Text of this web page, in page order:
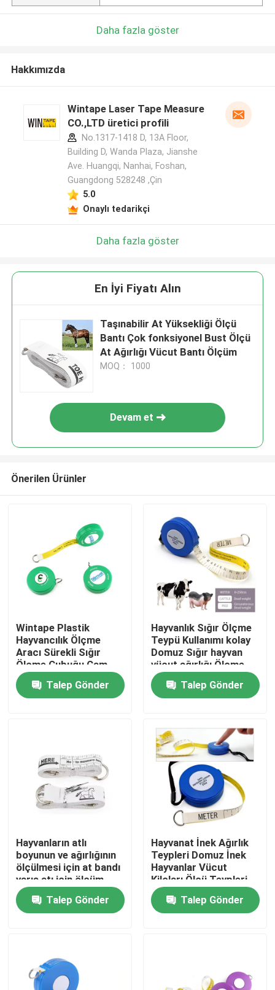
Ev
Ürünler
Kalite kontrol
Bir teklif isteği
Giyim Mezura
Kişiye Özel Dikiş Mezura
Daha fazla göster
Hakkımızda
Wintape Laser Tape Measure
CO.,LTD üretici profili
No.1317-1418 D, 13A Floor,
Building D, Wanda Plaza, Jianshe
Ave. Huangqi, Nanhai, Foshan,
Guangdong 528248 ,Çin
5.0
Onaylı tedarikçi
Daha fazla göster
En İyi Fiyatı Alın
Taşınabilir At Yüksekliği Ölçü
Bantı Çok fonksiyonel Bust Ölçü
At Ağırlığı Vücut Bantı Ölçüm
MOQ： 1000
Devam et
Önerilen Ürünler
Wintape Plastik
Hayvancılık Ölçme
Aracı Sürekli Sığır
Ölçme Çubuğu Cam
Elyaflı Kalp Çapı
ÖlçücüsüTalep Gönder
Hayvanlık Sığır Ölçme
Teypü Kullanımı kolay
Domuz Sığır hayvan
vücut ağırlığı Ölçme
Teypü Yumuşak Ölçme
Teypü Talep Gönder
Hayvanların atlı
boyunun ve ağırlığının
ölçülmesi için at bandı
yarış atı için ölçüm
cihazı bandı
Talep Gönder
Hayvanat İnek Ağırlık
Teypleri Domuz İnek
Hayvanlar Vücut
Kiloları Ölçü Teypleri
Malzeme Abs Plastik
Yumuşak Ölçü Teypleri
Talep Gönder